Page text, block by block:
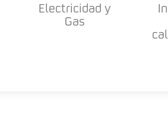
Electricidad y
Gas